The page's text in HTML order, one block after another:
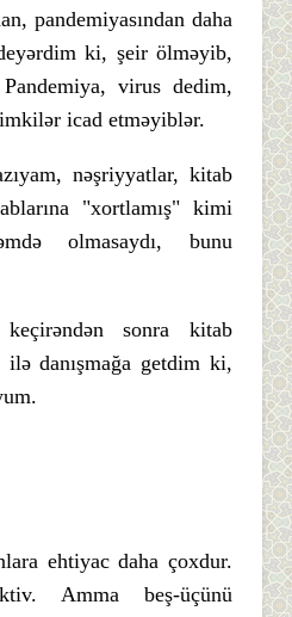
pandemiyasından daha
ki, şeir ölməyib,
virus dedim,
icad etməyiblər.
nəşriyyatlar, kitab
"xortlamış" kimi
olmasaydı, bunu
keçirəndən sonra kitab
danışmağa getdim ki,
ehtiyac daha çoxdur.
Amma beş-üçünü